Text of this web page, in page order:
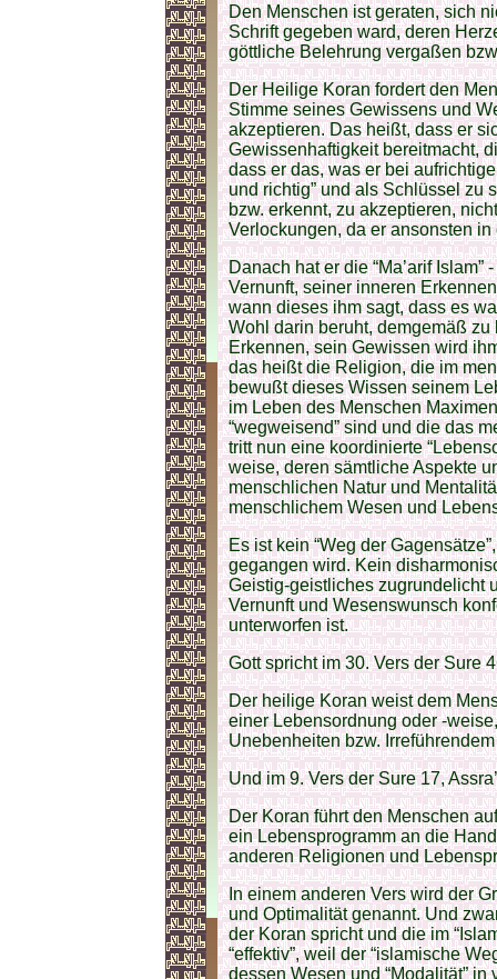
Den Menschen ist geraten, sich
Schrift gegeben ward, deren
göttliche Belehrung vergaßen
Der Heilige Koran fordert den
Stimme seines Gewissens und
akzeptieren. Das heißt, dass er
Gewissenhaftigkeit bereitmacht,
dass er das, was er bei
und richtig” und als Schlüssel zu
bzw. erkennt, zu akzeptieren,
Verlockungen, da er ansonsten in
Danach hat er die “Ma’arif
Vernunft, seiner inneren
wann dieses ihm sagt, dass es
Wohl darin beruht, demgemäß
Erkennen, sein Gewissen wird
das heißt die Religion, die im
bewußt dieses Wissen seinem
im Leben des Menschen
“wegweisend” sind und die das
tritt nun eine koordinierte
weise, deren sämtliche Aspekte
menschlichen Natur und
menschlichem Wesen und
Es ist kein “Weg der
gegangen wird. Kein
Geistig-geistliches zugrundelicht
Vernunft und Wesenswunsch
unterworfen ist.
Gott spricht im 30. Vers der Sure
Der heilige Koran weist dem
einer Lebensordnung oder -
Unebenheiten bzw.
Und im 9. Vers der Sure 17,
Der Koran führt den Menschen
ein Lebensprogramm an die
anderen Religionen und
In einem anderen Vers wird der
und Optimalität genannt. Und
der Koran spricht und die im
“effektiv”, weil der “islamische
dessen Wesen und “Modalität”